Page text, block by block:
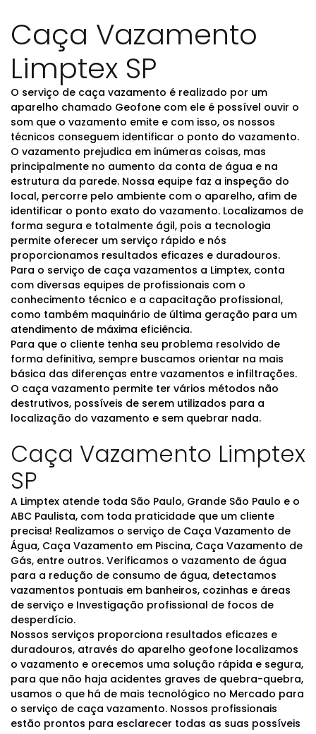
Caça Vazamento
Limptex SP
O serviço de caça vazamento é realizado por um
aparelho chamado Geofone com ele é possível ouvir o
som que o vazamento emite e com isso, os nossos
técnicos conseguem identificar o ponto do vazamento.
O vazamento prejudica em inúmeras coisas, mas
principalmente no aumento da conta de água e na
estrutura da parede. Nossa equipe faz a inspeção do
local, percorre pelo ambiente com o aparelho, afim de
identificar o ponto exato do vazamento. Localizamos de
forma segura e totalmente ágil, pois a tecnologia
permite oferecer um serviço rápido e nós
proporcionamos resultados eficazes e duradouros.
Para o serviço de caça vazamentos a Limptex, conta
com diversas equipes de profissionais com o
conhecimento técnico e a capacitação profissional,
como também maquinário de última geração para um
atendimento de máxima eficiência.
Para que o cliente tenha seu problema resolvido de
forma definitiva, sempre buscamos orientar na mais
básica das diferenças entre vazamentos e infiltrações.
O caça vazamento permite ter vários métodos não
destrutivos, possíveis de serem utilizados para a
localização do vazamento e sem quebrar nada.
Caça Vazamento Limptex
SP
A Limptex atende toda São Paulo, Grande São Paulo e o
ABC Paulista, com toda praticidade que um cliente
precisa! Realizamos o serviço de Caça Vazamento de
Água, Caça Vazamento em Piscina, Caça Vazamento de
Gás, entre outros. Verificamos o vazamento de água
para a redução de consumo de água, detectamos
vazamentos pontuais em banheiros, cozinhas e áreas
de serviço e Investigação profissional de focos de
desperdício.
Nossos serviços proporciona resultados eficazes e
duradouros, através do aparelho geofone localizamos
o vazamento e orecemos uma solução rápida e segura,
para que não haja acidentes graves de quebra-quebra,
usamos o que há de mais tecnológico no Mercado para
o serviço de caça vazamento. Nossos profissionais
estão prontos para esclarecer todas as suas possíveis